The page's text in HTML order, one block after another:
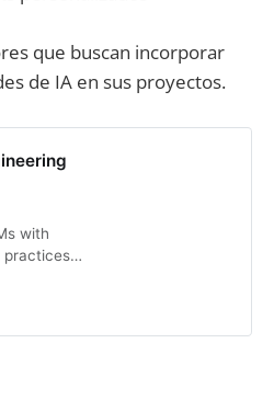
que buscan incorporar
de IA en sus proyectos.
with
practices.